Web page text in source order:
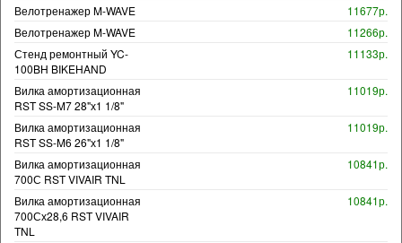
Велотренажер M-WAVE
11677р.
Велотренажер M-WAVE
11266р.
Стенд ремонтный YC-
100BH BIKEHAND
11133р.
Вилка амортизационная
RST SS-M7 28"х1 1/8"
11019р.
Вилка амортизационная
RST SS-M6 26"х1 1/8"
11019р.
Вилка амортизационная
700С RST VIVAIR TNL
10841р.
Вилка амортизационная
700Сх28,6 RST VIVAIR
TNL
10841р.